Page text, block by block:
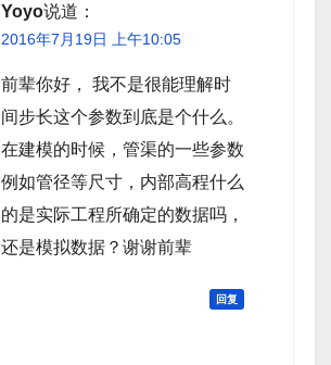
Yoyo说道：
2016年7月19日 上午10:05
前辈你好， 我不是很能理解时
间步长这个参数到底是个什么。
在建模的时候，管渠的一些参数
例如管径等尺寸，内部高程什么
的是实际工程所确定的数据吗，
还是模拟数据？谢谢前辈
回复